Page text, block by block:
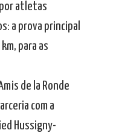
atletas
a prova principal
para as
de la Ronde
com a
Hussigny-